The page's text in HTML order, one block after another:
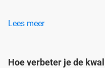
Lees meer
Hoe verbeter je de